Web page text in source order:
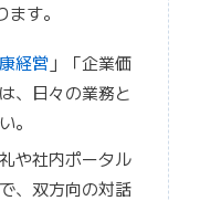
す。
経営 」「企業価
、日々の業務と
。
や社内ポータル
、双方向の対話